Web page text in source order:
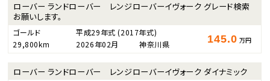
ローバー ランドローバー レンジローバーイヴォーク グレード検索
お願いします。
ゴールド 平成29年式(2017年式)
29,800km
2026年02月 神奈川県 145.0 万円
ローバー ランドローバー レンジローバーイヴォーク ダイナミック